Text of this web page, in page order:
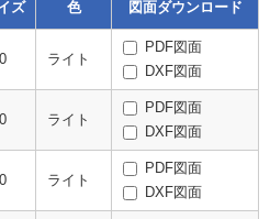
ズ 色 図面ダウンロード
ライト
PDF図面
DXF図面
ライト
PDF図面
DXF図面
ライト
PDF図面
DXF図面